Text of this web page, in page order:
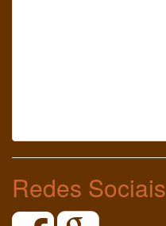
Redes Sociais